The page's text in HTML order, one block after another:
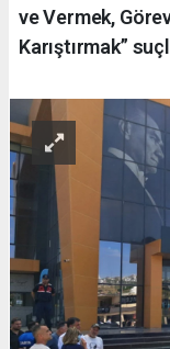
ve Vermek,
Karıştırmak”